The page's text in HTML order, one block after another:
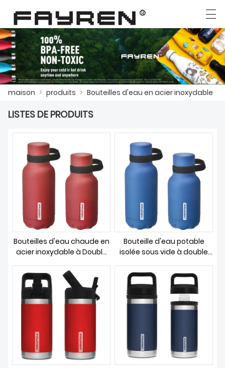
NOUVELLES
CAS
USINE
CONTACTEZ NOUS
À PROPOS DE NOUS
العربية Deutsch Ελληνική γλώσσα English
maison > produits > Bouteilles d'eau en acier inoxydable
LISTES DE PRODUITS
Bouteilles d'eau chaude en
acier inoxydable à Double
peinture en caoutchouc
304 avec poignée en
Silicone
Bouteille d'eau potable
isolée sous vide à double
inoxydable pour le sport
avec poignée